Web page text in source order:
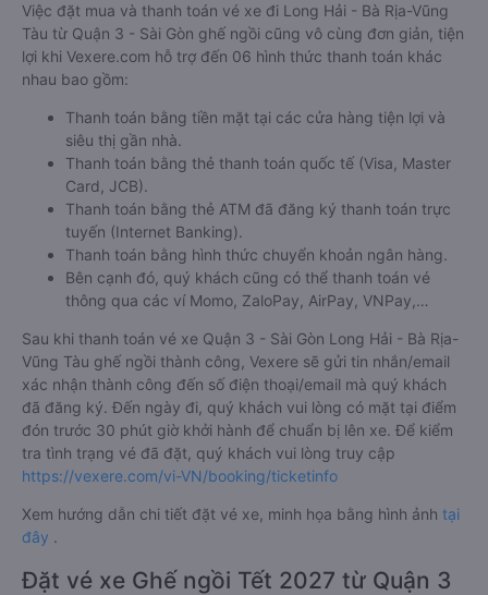
Việc đặt mua và thanh toán vé xe đi Long Hải - Bà Rịa-Vũng
Tàu từ Quận 3 - Sài Gòn ghế ngồi cũng vô cùng đơn giản, tiện
lợi khi Vexere.com hỗ trợ đến 06 hình thức thanh toán khác
nhau bao gồm:
Thanh toán bằng tiền mặt tại các cửa hàng tiện lợi và
siêu thị gần nhà.
Thanh toán bằng thẻ thanh toán quốc tế (Visa, Master
Card, JCB).
Thanh toán bằng thẻ ATM đã đăng ký thanh toán trực
tuyến (Internet Banking).
Thanh toán bằng hình thức chuyển khoản ngân hàng.
Bên cạnh đó, quý khách cũng có thể thanh toán vé
thông qua các ví Momo, ZaloPay, AirPay, VNPay,…
Sau khi thanh toán vé xe Quận 3 - Sài Gòn Long Hải - Bà Rịa-
Vũng Tàu ghế ngồi thành công, Vexere sẽ gửi tin nhắn/email
xác nhận thành công đến số điện thoại/email mà quý khách
đã đăng ký. Đến ngày đi, quý khách vui lòng có mặt tại điểm
đón trước 30 phút giờ khởi hành để chuẩn bị lên xe. Để kiểm
tra tình trạng vé đã đặt, quý khách vui lòng truy cập
https://vexere.com/vi-VN/booking/ticketinfo
Xem hướng dẫn chi tiết đặt vé xe, minh họa bằng hình ảnh tại
đây .
Đặt vé xe Ghế ngồi Tết 2027 từ Quận 3